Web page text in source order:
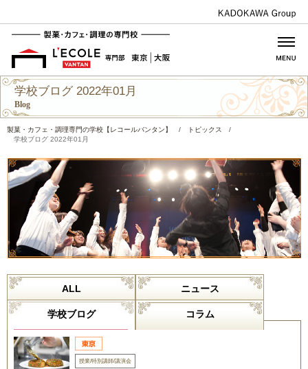
学校ブログ 2022年01月
Blog
製菓・カフェ・調理専門の学校【レコールバンタン】 / トピックス
/
学校ブログ 2022年01月
ALL ニュース
学校ブログ コラム
授業/特別講師/講演会